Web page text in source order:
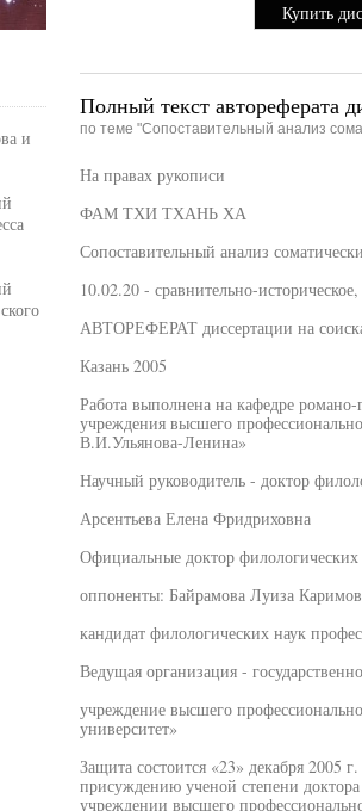
Купить
Полный текст автореферата
по теме "Сопоставительный анализ
На правах рукописи
ФАМ ТХИ ТХАНЬ ХА
Сопоставительный анализ
10.02.20 - сравнительно-
АВТОРЕФЕРАТ диссертации на
Казань 2005
Работа выполнена на кафедре романо-
учреждения высшего
В.И.Ульянова-Ленина»
Научный руководитель - доктор
Арсентьева Елена Фридриховна
Официальные доктор филологических
оппоненты: Байрамова Луиза
кандидат филологических наук
Ведущая организация -
учреждение высшего
университет»
Защита состоится «23» декабря 2005
присуждению ученой степени
учреждении высшего
и